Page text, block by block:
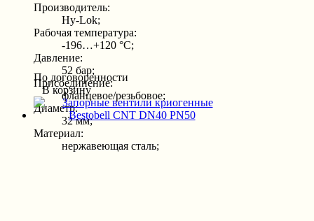
Производитель:
Hy-Lok;
Рабочая температура:
-196…+120 °С;
Давление:
52 бар;
Присоединение:
фланцевое/резьбовое;
Диаметр:
32 мм;
Материал:
нержавеющая сталь;
По договоренности
В корзину